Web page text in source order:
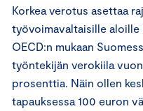
Korkea verotus asettaa
työvoimavaltaisille aloille
OECD:n mukaan
työntekijän verokiila
prosenttia. Näin ollen
tapauksessa 100 euron